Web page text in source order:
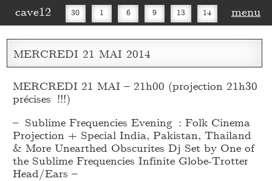
cave12 30 1 6 9 13 14
16 20 27 30
menu
MERCREDI 21 MAI 2014
MERCREDI 21 MAI – 21h00 (projection 21h30
précises !!!)
– Sublime Frequencies Evening : Folk Cinema
Projection + Special India, Pakistan, Thailand
& More Unearthed Obscurites Dj Set by One of
the Sublime Frequencies Infinite Globe-Trotter
Head/Ears –